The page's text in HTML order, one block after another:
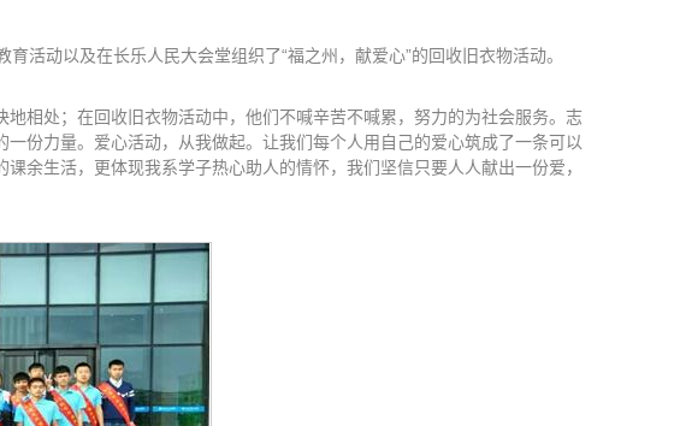
活动以及在长乐人民大会堂组织了“福之州，献爱心”的回收旧衣物活动。
相处；在回收旧衣物活动中，他们不喊辛苦不喊累，努力的为社会服务。志
份力量。爱心活动，从我做起。让我们每个人用自己的爱心筑成了一条可以
余生活，更体现我系学子热心助人的情怀，我们坚信只要人人献出一份爱，